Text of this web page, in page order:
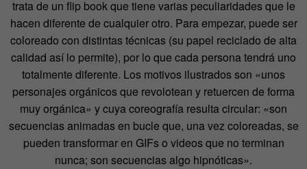
trata de un flip book que tiene varias peculiaridades que le
hacen diferente de cualquier otro. Para empezar, puede ser
coloreado con distintas técnicas (su papel reciclado de alta
calidad así lo permite), por lo que cada persona tendrá uno
totalmente diferente. Los motivos ilustrados son «unos
personajes orgánicos que revolotean y retuercen de forma
muy orgánica» y cuya coreografía resulta circular: «son
secuencias animadas en bucle que, una vez coloreadas, se
pueden transformar en GIFs o videos que no terminan
nunca; son secuencias algo hipnóticas».